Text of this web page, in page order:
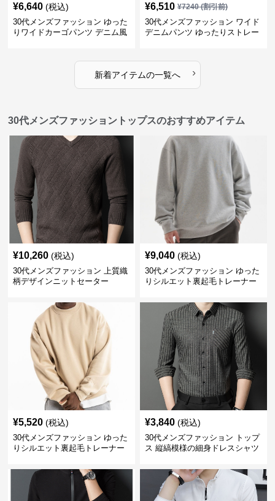
¥6,640 (税込)
30代メンズファッション ゆった
りワイドカーゴパンツ デニム風
¥6,510 ¥7240(割引前)
30代メンズファッション ワイド
デニムパンツ ゆったりストレー
新着アイテムの一覧へ ›
30代メンズファッショントップスのおすすめアイテム
¥10,260 (税込)
30代メンズファッション 上質織
柄デザインニットセーター
¥9,040 (税込)
30代メンズファッション ゆった
りシルエット裏起毛トレーナー
¥5,520 (税込)
30代メンズファッション ゆった
りシルエット裏起毛トレーナー
¥3,840 (税込)
30代メンズファッション トップ
ス 縦縞模様の細身ドレスシャツ